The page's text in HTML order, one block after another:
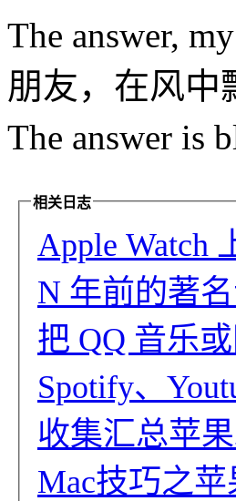
The answer,
朋友，在风中
The answer is
相关日志
Apple Watch
N 年前的著
把 QQ 音乐
Spotify、
收集汇总苹
Mac技巧之